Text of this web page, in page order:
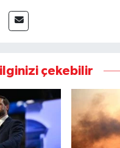
çekebilir